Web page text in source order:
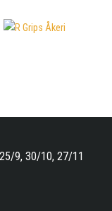
9, 30/10, 27/11